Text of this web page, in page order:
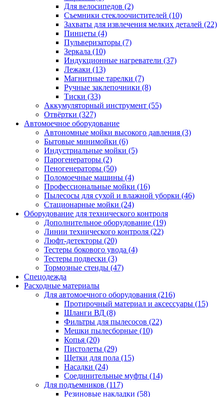
Для велосипедов (2)
Съемники стеклоочистителей (10)
Захваты для извлечения мелких деталей (22)
Пинцеты (4)
Пульверизаторы (7)
Зеркала (10)
Индукционные нагреватели (37)
Лежаки (13)
Магнитные тарелки (7)
Ручные заклепочники (8)
Тиски (33)
Аккумуляторный инструмент (55)
Отвёртки (327)
Автомоечное оборудование
Автономные мойки высокого давления (3)
Бытовые минимойки (6)
Индустриальные мойки (5)
Парогенераторы (2)
Пеногенераторы (50)
Поломоечные машины (4)
Профессиональные мойки (16)
Пылесосы для сухой и влажной уборки (46)
Стационарные мойки (24)
Оборудование для технического контроля
Дополнительное оборудование (19)
Линии технического контроля (22)
Люфт-детекторы (20)
Тестеры бокового увода (4)
Тестеры подвески (3)
Тормозные стенды (47)
Спецодежда
Расходные материалы
Для автомоечного оборудования (216)
Протирочный материал и аксессуары (15)
Шланги ВД (8)
Фильтры для пылесосов (22)
Мешки пылесборные (10)
Копья (20)
Пистолеты (29)
Щетки для пола (15)
Насадки (24)
Соединительные муфты (14)
Для подъемников (117)
Резиновые накладки (58)